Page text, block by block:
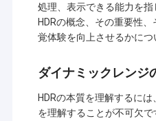
処理、表示できる能力を指
HDRの概念、その重要性
覚体験を向上させるかにつ
ダイナミックレンジ
HDRの本質を理解するに
を理解することが不可欠